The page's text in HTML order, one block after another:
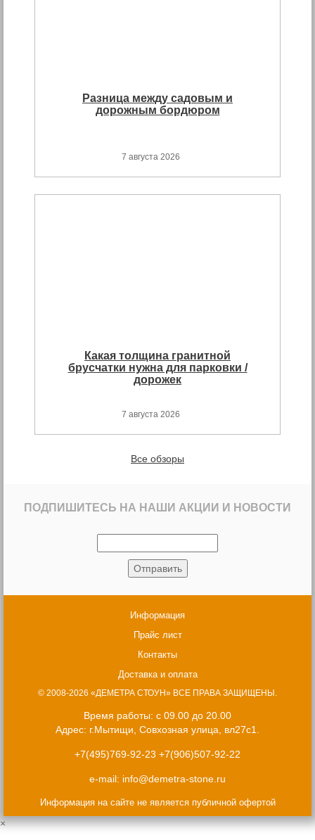
Разница между садовым и
дорожным бордюром
7 августа 2026
Какая толщина гранитной
брусчатки нужна для парковки /
дорожек
7 августа 2026
Все обзоры
ПОДПИШИТЕСЬ НА НАШИ АКЦИИ И НОВОСТИ
Информация
Прайс лист
Контакты
Доставка и оплата
© 2008-2026 «ДЕМЕТРА СТОУН» ВСЕ ПРАВА ЗАЩИЩЕНЫ.
Время работы: с 09.00 до 20.00
Адрес: г.Мытищи, Совхозная улица, вл27с1.
+7(495)769-92-23 +7(906)507-92-22
e-mail: info@demetra-stone.ru
Информация на сайте не является публичной офертой
×